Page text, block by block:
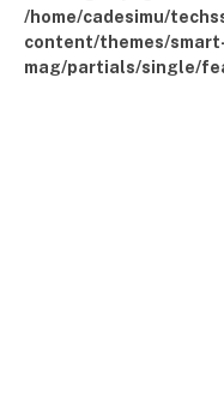
/home/cadesimu/
content/themes/
mag/partials/single/